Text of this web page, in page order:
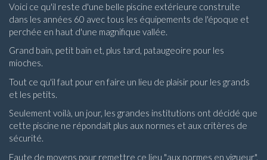
Voici ce qu'il reste d'une belle piscine extérieure construite
dans les années 60 avec tous les équipements de l'époque et
perchée en haut d'une magnifique vallée.
Grand bain, petit bain et, plus tard, pataugeoire pour les
mioches.
Tout ce qu'il faut pour en faire un lieu de plaisir pour les grands
et les petits.
Seulement voilà, un jour, les grandes institutions ont décidé que
cette piscine ne répondait plus aux normes et aux critères de
sécurité.
Faute de moyens pour remettre ce lieu "aux normes en vigueur",